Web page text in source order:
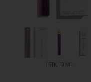
1 STK, 10 ML